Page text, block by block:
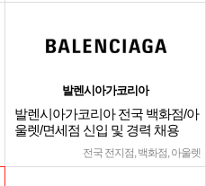
발렌시아가코리아
발렌시아가코리아 전국 백화점/아
울렛/면세점 신입 및 경력 채용
전국 전지점, 백화점, 아울렛